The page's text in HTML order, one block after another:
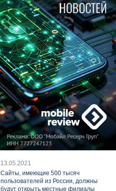
13.05.2021
Cайты, имеющие 500 тысяч
пользователей из России, должны
будут открыть местные филиалы